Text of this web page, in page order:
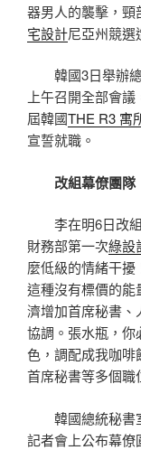
器男人的襲擊，頸
宅設計尼亞州競選
韓國3日舉辦
上午召開全部會
屆韓國THE R3 寓
宣誓就職。
改組幕僚團隊
李在明6日改
財務部第一次綠設
麼低級的情緒干
這種沒有標價的
濟增加首席秘書
協調。張水瓶，你
色，調配成我咖
首席秘書等多個職
韓國總統秘書
記者會上公布幕僚